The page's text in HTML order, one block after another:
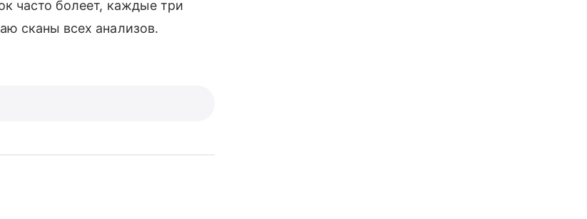
часто болеет, каждые три
сканы всех анализов.